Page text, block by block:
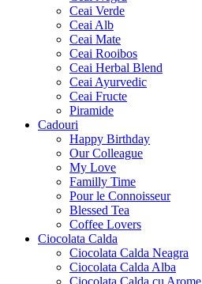
Ceai Verde
Ceai Alb
Ceai Mate
Ceai Rooibos
Ceai Herbal Blend
Ceai Ayurvedic
Ceai Fructe
Piramide
Cadouri
Happy Birthday
Our Colleague
My Love
Familly Time
Pour le Connoisseur
Blessed Tea
Coffee Lovers
Ciocolata Calda
Ciocolata Calda Neagra
Ciocolata Calda Alba